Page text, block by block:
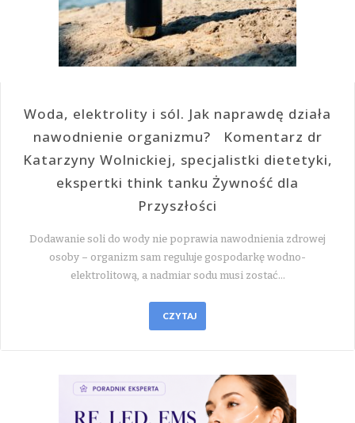
Woda, elektrolity i sól. Jak naprawdę działa
nawodnienie organizmu? Komentarz dr
Katarzyny Wolnickiej, specjalistki dietetyki,
ekspertki think tanku Żywność dla
Przyszłości
Dodawanie soli do wody nie poprawia nawodnienia zdrowej
osoby – organizm sam reguluje gospodarkę wodno-
elektrolitową, a nadmiar sodu musi zostać…
CZYTAJ